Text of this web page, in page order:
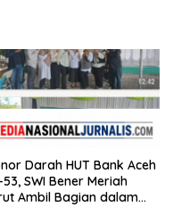
Darah HUT Bank Aceh
SWI Bener Meriah
Ambil Bagian dalam